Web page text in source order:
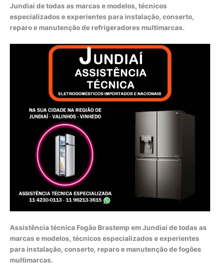
Jundiaí de todas as marcas e modelos, técnicos
especializados e experientes para instalação, conserto,
reparo e manutenção de refrigeradores multimarcas.
Assistência técnica Fogão Brastemp em Jundiaí de todas as
marcas e modelos, técnicos especializados e experientes
para instalação, conserto, reparo e manutenção de fogões
multimarcas.